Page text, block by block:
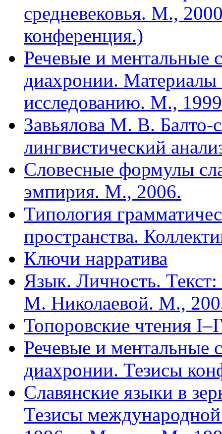
средневековья. М.,
конференция.)
Речевые и ментальные
диахронии. Материалы
исследованию. М.,
Завьялова М. В. Балто-
лингвистический
Словесные формулы
эмпирия. М., 2006.
Типология
пространства.
Ключи нарратива
Язык. Личность.
М. Николаевой. М.,
Топоровские чтения
Речевые и ментальные
диахронии. Тезисы
Славянские языки в
Тезисы